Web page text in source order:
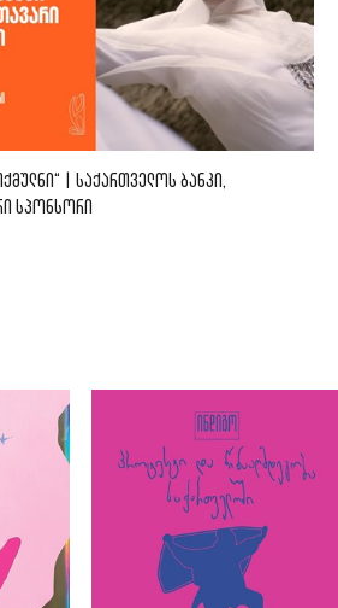
| ᲡᲐᲥᲐᲠᲗᲕᲔᲚᲝᲡ ᲑᲐᲜᲙᲘ,
ᲡᲞᲝᲜᲡᲝᲠᲘ